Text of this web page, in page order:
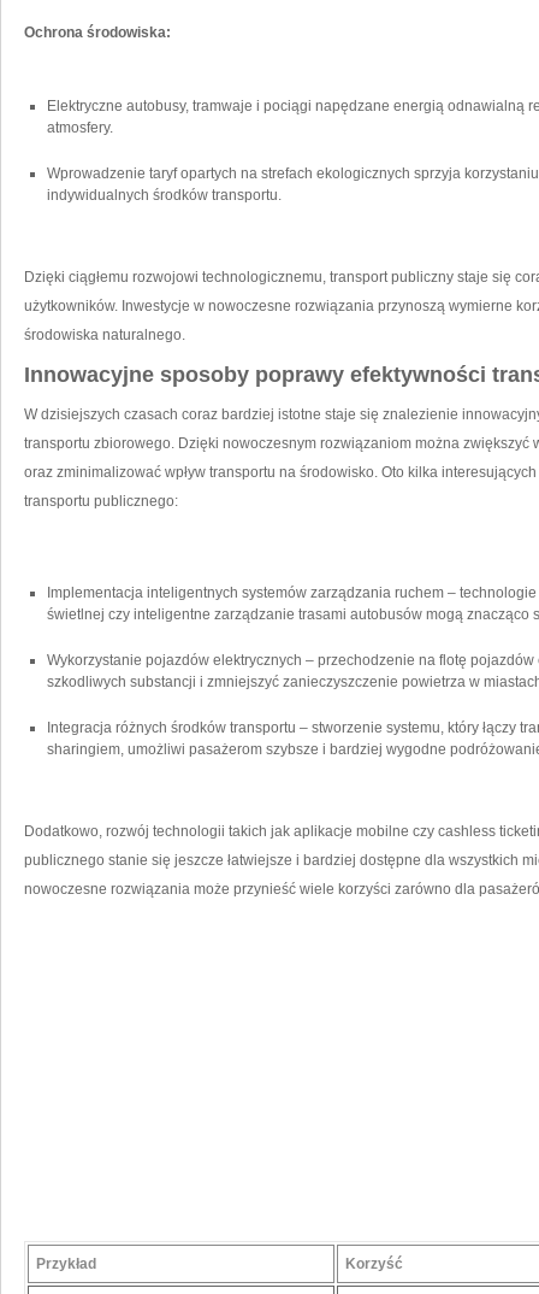
Ochrona ⁣środowiska:
Elektryczne autobusy, tramwaje i pociągi napędzane energią odnawialną
atmosfery.
Wprowadzenie taryf ⁢opartych na strefach ekologicznych sprzyja
indywidualnych ‌środków‍ transportu.
Dzięki ciągłemu rozwojowi technologicznemu,⁤ transport publiczny staje się
użytkowników. Inwestycje w nowoczesne rozwiązania⁢ przynoszą wymierne
środowiska naturalnego.
Innowacyjne sposoby poprawy efektywności
W dzisiejszych czasach ⁢coraz bardziej‌ istotne staje się znalezienie
transportu zbiorowego.⁢ Dzięki nowoczesnym rozwiązaniom można zwiększyć
oraz zminimalizować wpływ transportu na środowisko. ‍Oto kilka
transportu publicznego:
Implementacja inteligentnych systemów⁤ zarządzania ruchem –
świetlnej czy⁤ inteligentne zarządzanie trasami ⁢autobusów ‍mogą‍ znacząco
Wykorzystanie pojazdów elektrycznych – przechodzenie na‍ flotę
szkodliwych substancji i zmniejszyć zanieczyszczenie ​powietrza w
Integracja różnych środków transportu – stworzenie systemu, który łączy​
sharingiem, umożliwi⁢ pasażerom szybsze i⁢ bardziej wygodne
Dodatkowo, ⁤rozwój ‍technologii takich jak aplikacje mobilne czy cashless
publicznego stanie⁤ się jeszcze łatwiejsze i ‌bardziej dostępne dla wszystkich
nowoczesne ⁢rozwiązania może przynieść wiele korzyści zarówno dla
Przykład Korzyść